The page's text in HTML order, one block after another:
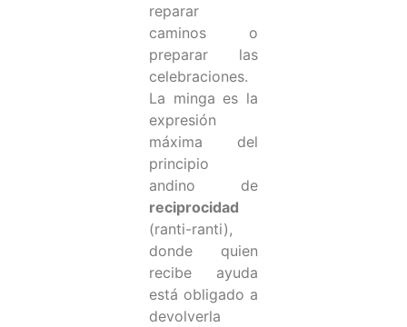
reparar
caminos o
preparar las
celebraciones.
La minga es la
expresión
máxima del
principio
andino de
reciprocidad
(ranti-ranti),
donde quien
recibe ayuda
está obligado a
devolverla